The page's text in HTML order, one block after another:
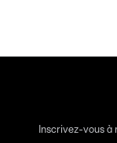
Inscrivez-vous